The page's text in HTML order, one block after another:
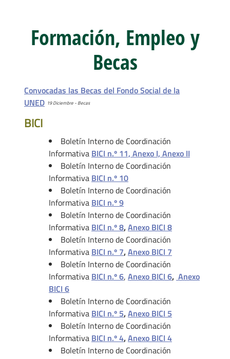
Formación, Empleo y
Becas
Convocadas las Becas del Fondo Social de la
UNED 19 Diciembre - Becas
BICI
Boletín Interno de Coordinación
Informativa BICI n.º 11, Anexo I, Anexo II
Boletín Interno de Coordinación
Informativa BICI n.º 10
Boletín Interno de Coordinación
Informativa BICI n.º 9
Boletín Interno de Coordinación
Informativa BICI n.º 8,Anexo BICI 8
Boletín Interno de Coordinación
Informativa BICI n.º 7,Anexo BICI 7
Boletín Interno de Coordinación
Informativa BICI n.º 6, Anexo BICI 6, Anexo
BICI 6
Boletín Interno de Coordinación
Informativa BICI n.º 5,Anexo BICI 5
Boletín Interno de Coordinación
Informativa BICI n.º 4,Anexo BICI 4
Boletín Interno de Coordinación